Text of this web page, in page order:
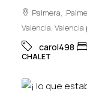
Palmera,
Valencia, Valencia
carol498
CHALET